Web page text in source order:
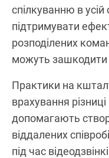
спілкуванню в усій
підтримувати
розподілених
можуть зашкодити
Практики на
врахування
допомагають
віддалених
під час